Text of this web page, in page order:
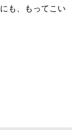
も、もってこい